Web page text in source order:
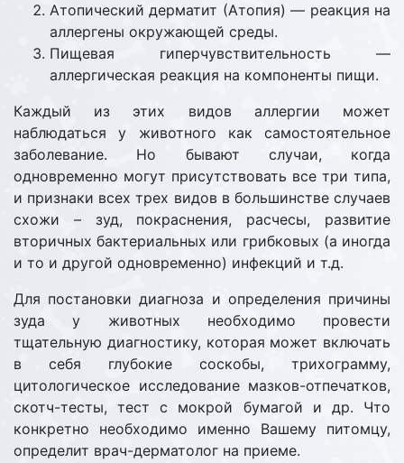
Атопический дерматит (Атопия) — реакция на
аллергены окружающей среды.
Пищевая гиперчувствительность —
аллергическая реакция на компоненты пищи.
Каждый из этих видов аллергии может
наблюдаться у животного как самостоятельное
заболевание. Но бывают случаи, когда
одновременно могут присутствовать все три типа,
и признаки всех трех видов в большинстве случаев
схожи – зуд, покраснения, расчесы, развитие
вторичных бактериальных или грибковых (а иногда
и то и другой одновременно) инфекций и т.д.
Для постановки диагноза и определения причины
зуда у животных необходимо провести
тщательную диагностику, которая может включать
в себя глубокие соскобы, трихограмму,
цитологическое исследование мазков-отпечатков,
скотч-тесты, тест с мокрой бумагой и др. Что
конкретно необходимо именно Вашему питомцу,
определит врач-дерматолог на приеме.